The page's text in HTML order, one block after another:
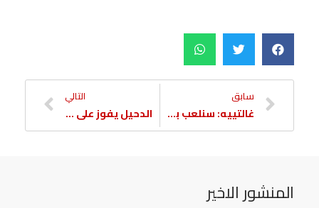
سابق
غالتييه: سنلعب بكامل تركيزنا
التالي
الدحيل يفوز على بيرسيبوليس
المنشور الاخير